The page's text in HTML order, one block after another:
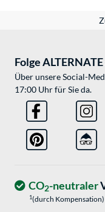
Folge
Über unsere Social-
17:00 Uhr für Sie da.
CO2-neutraler
1(durch Kompensation)